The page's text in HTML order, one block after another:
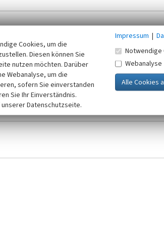
werden ausschließlich im Rahmen der KuLaDig-
des Datenschutzgesetzes NRW und der seit
unsere Hinweise zumDatenschutz
Cookies, um die
Diesen können Sie
nutzen möchten. Darüber
Webanalyse, um die
sofern Sie einverstanden
Sie Ihr Einverständnis.
Datenschutzseite.
Impressum |
Notwendige
Webanalyse